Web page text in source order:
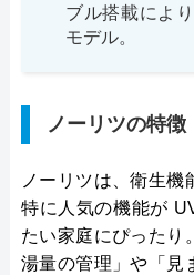
ブル搭載によ
モデル。
ノーリツの特徴
ノーリツは、衛生機
特に人気の機能が
たい家庭にぴったり
湯量の管理」や「見